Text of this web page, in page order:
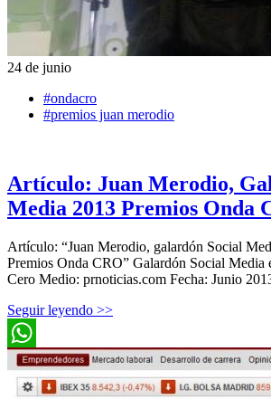
24 de junio
#ondacro
#premios juan merodio
Artículo: Juan Merodio,
Media 2013 Premios Onda
Artículo: “Juan Merodio, galardón Social
Premios Onda CRO” Galardón Social Media
Cero Medio: prnoticias.com Fecha: Junio
Seguir leyendo >>
WhatsApp